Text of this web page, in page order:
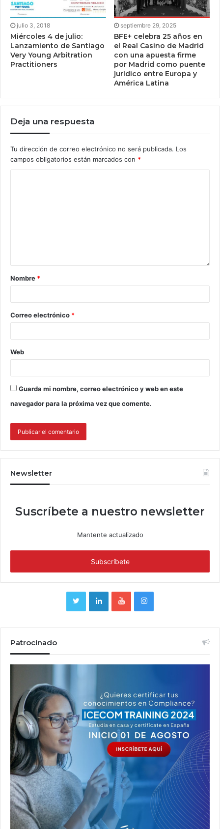
julio 3, 2018
Miércoles 4 de julio:
Lanzamiento de Santiago
Very Young Arbitration
Practitioners
septiembre 29, 2025
BFE+ celebra 25 años en
el Real Casino de Madrid
con una apuesta firme
por Madrid como puente
jurídico entre Europa y
América Latina
Deja una respuesta
Tu dirección de correo electrónico no será publicada. Los
campos obligatorios están marcados con *
Nombre *
Correo electrónico *
Web
Guarda mi nombre, correo electrónico y web en este
navegador para la próxima vez que comente.
Newsletter
Suscríbete a nuestro newsletter
Mantente actualizado
Patrocinado